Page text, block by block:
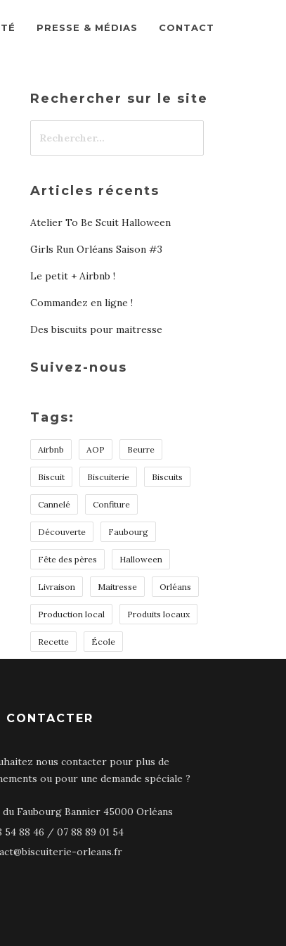
PRESSE & MÉDIAS CONTACT
Rechercher sur le site
Articles récents
Atelier To Be Scuit Halloween
Girls Run Orléans Saison #3
Le petit + Airbnb !
Commandez en ligne !
Des biscuits pour maitresse
Suivez-nous
Tags:
Airbnb AOP Beurre
Biscuit Biscuiterie Biscuits
Cannelé Confiture
Découverte Faubourg
Fête des pères Halloween
Livraison Maitresse Orléans
Production local Produits locaux
Recette École
CONTACTER
nous contacter pour plus de
ou pour une demande spéciale ?
du Faubourg Bannier 45000 Orléans
54 88 46 / 07 88 89 01 54
orleans.fr